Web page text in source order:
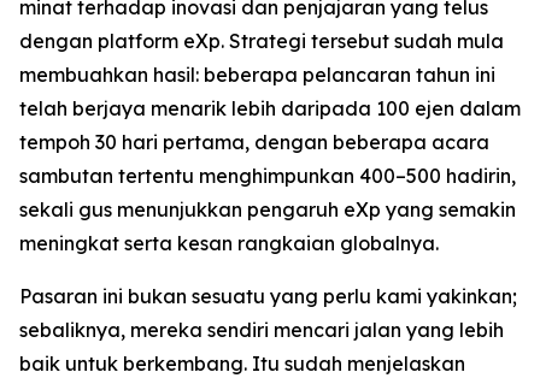
minat terhadap inovasi dan penjajaran yang telus
dengan platform eXp. Strategi tersebut sudah mula
membuahkan hasil: beberapa pelancaran tahun ini
telah berjaya menarik lebih daripada 100 ejen dalam
tempoh 30 hari pertama, dengan beberapa acara
sambutan tertentu menghimpunkan 400–500 hadirin,
sekali gus menunjukkan pengaruh eXp yang semakin
meningkat serta kesan rangkaian globalnya.
Pasaran ini bukan sesuatu yang perlu kami yakinkan;
sebaliknya, mereka sendiri mencari jalan yang lebih
baik untuk berkembang. Itu sudah menjelaskan